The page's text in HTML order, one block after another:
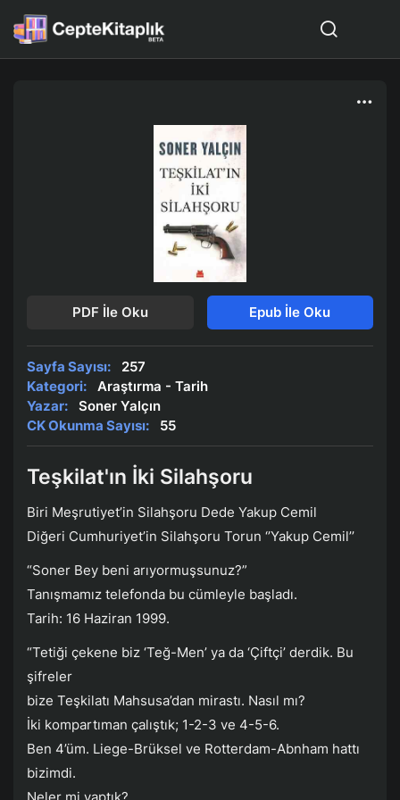
PDF İle Oku Epub İle Oku
Sayfa Sayısı:
257
Kategori:
Araştırma - Tarih
Yazar:
Soner Yalçın
CK Okunma Sayısı:
55
Teşkilat'ın İki Silahşoru
Biri Meşrutiyet’in Silahşoru Dede Yakup Cemil
Diğeri Cumhuriyet’in Silahşoru Torun ‘’Yakup Cemil’’
“Soner Bey beni arıyormuşsunuz?”
Tanışmamız telefonda bu cümleyle başladı.
Tarih: 16 Haziran 1999.
“Tetiği çekene biz ‘Teğ-Men’ ya da ‘Çiftçi’ derdik. Bu
şifreler
bize Teşkilatı Mahsusa’dan mirastı. Nasıl mı?
İki kompartıman çalıştık; 1-2-3 ve 4-5-6.
Ben 4’üm. Liege-Brüksel ve Rotterdam-Abnham hattı
bizimdi.